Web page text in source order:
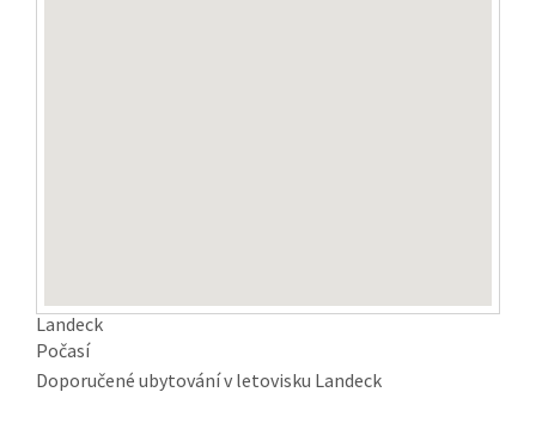
Landeck
Počasí
Doporučené ubytování v letovisku Landeck